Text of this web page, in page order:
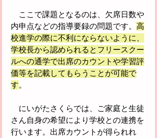
ここで課題となるのは、欠席日数や
内申点などの指導要録の問題です。 高
校進学の際に不利にならないように、
学校長から認められるとフリースクー
ルへの通学で出席のカウントや学習評
価等を記載してもらうことが可能で
す。
にいがたさくらでは、ご家庭と生徒
さん自身の希望により学校との連携を
行います。出席カウントが得られれ